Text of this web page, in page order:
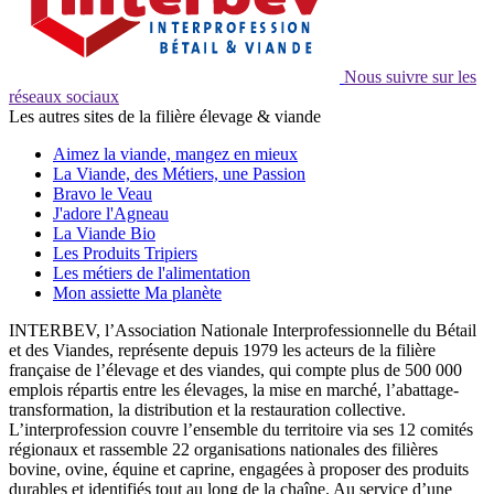
Nous suivre sur les
réseaux sociaux
Les autres sites de la filière élevage & viande
Aimez la viande, mangez en mieux
La Viande, des Métiers, une Passion
Bravo le Veau
J'adore l'Agneau
La Viande Bio
Les Produits Tripiers
Les métiers de l'alimentation
Mon assiette Ma planète
INTERBEV, l’Association Nationale Interprofessionnelle du Bétail
et des Viandes, représente depuis 1979 les acteurs de la filière
française de l’élevage et des viandes, qui compte plus de 500 000
emplois répartis entre les élevages, la mise en marché, l’abattage-
transformation, la distribution et la restauration collective.
L’interprofession couvre l’ensemble du territoire via ses 12 comités
régionaux et rassemble 22 organisations nationales des filières
bovine, ovine, équine et caprine, engagées à proposer des produits
durables et identifiés tout au long de la chaîne. Au service d’une